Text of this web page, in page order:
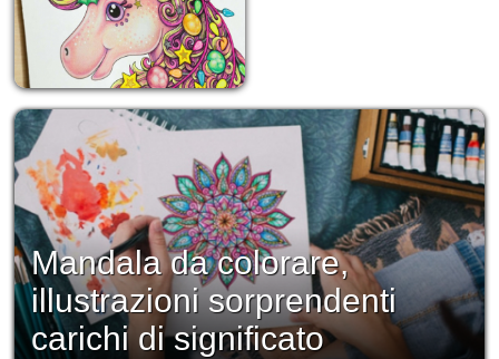
Mandala da colorare,
illustrazioni sorprendenti
carichi di significato